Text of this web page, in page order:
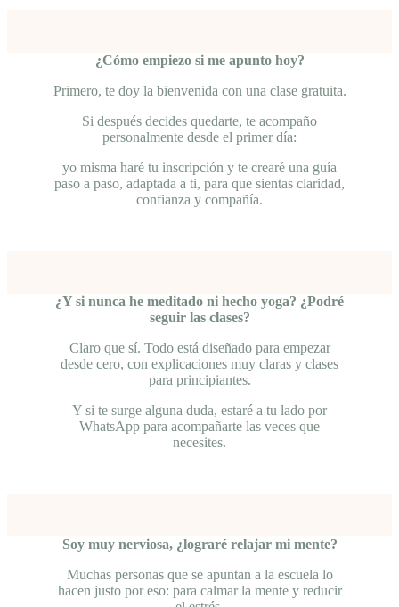
¿Cómo empiezo si me apunto hoy?
Primero, te doy la bienvenida con una clase gratuita.
Si después decides quedarte, te acompaño
personalmente desde el primer día:
yo misma haré tu inscripción y te crearé una guía
paso a paso, adaptada a ti, para que sientas claridad,
confianza y compañía.
¿Y si nunca he meditado ni hecho yoga? ¿Podré
seguir las clases?
Claro que sí. Todo está diseñado para empezar
desde cero, con explicaciones muy claras y clases
para principiantes.
Y si te surge alguna duda, estaré a tu lado por
WhatsApp para acompañarte las veces que
necesites.
Soy muy nerviosa, ¿lograré relajar mi mente?
Muchas personas que se apuntan a la escuela lo
hacen justo por eso: para calmar la mente y reducir